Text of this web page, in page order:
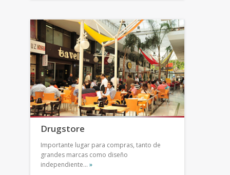
Drugstore
Importante lugar para compras, tanto de
grandes marcas como diseño
independiente… »